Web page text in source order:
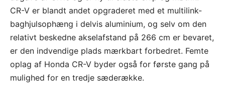
CR-V er blandt andet opgraderet med et multilink-
baghjulsophæng i delvis aluminium, og selv om den
relativt beskedne akselafstand på 266 cm er bevaret,
er den indvendige plads mærkbart forbedret. Femte
oplag af Honda CR-V byder også for første gang på
mulighed for en tredje sæderække.